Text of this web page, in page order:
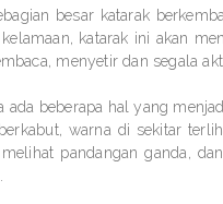
besar katarak
katarak ini akan
menyetir dan segala
ada beberapa hal yang
warna di sekitar
pandangan ganda,